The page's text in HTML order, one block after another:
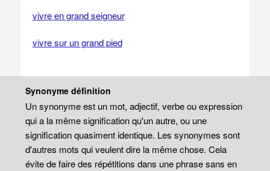
vivre en grand seigneur
vivre sur un grand pied
Synonyme définition
Un synonyme est un mot, adjectif, verbe ou expression
qui a la même signification qu'un autre, ou une
signification quasiment identique. Les synonymes sont
d'autres mots qui veulent dire la même chose. Cela
évite de faire des répétitions dans une phrase sans en